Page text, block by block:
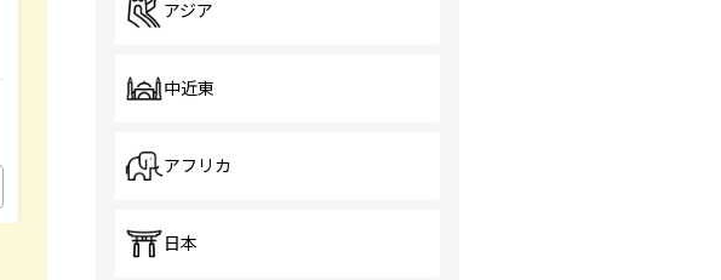
アジア
中近東
アフリカ
日本